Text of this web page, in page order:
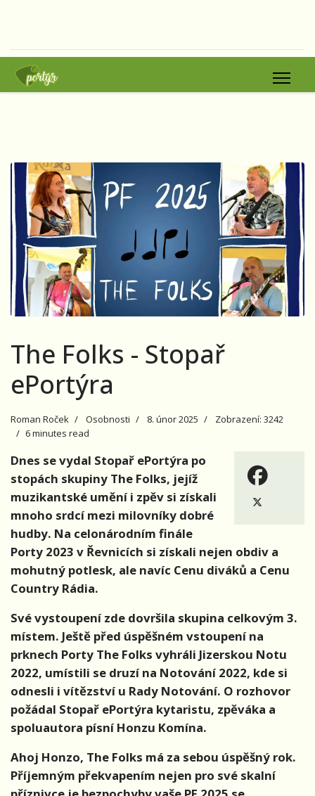
The Folks - Stopař
ePortýra
Roman Roček Osobnosti 8. únor 2025
Zobrazení: 3242
6 minutes read
Dnes se vydal Stopař ePortýra po
stopách skupiny The Folks, jejíž
muzikantské umění i zpěv si získali
mnoho srdcí mezi milovníky dobré
hudby. Na celonárodním finále
Porty 2023 v Řevnicích si získali nejen obdiv a
mohutný potlesk, ale navíc Cenu diváků a Cenu
Country Rádia.
Své vystoupení zde dovršila skupina celkovým 3.
místem. Ještě před úspěšném vstoupení na
prknech Porty The Folks vyhráli Jizerskou Notu
2022, umístili se druzí na Notování 2022, kde si
odnesli i vítězství u Rady Notování. O rozhovor
požádal Stopař ePortýra kytaristu, zpěváka a
spoluautora písní Honzu Komína.
Ahoj Honzo, The Folks má za sebou úspěšný rok.
Příjemným překvapením nejen pro své skalní